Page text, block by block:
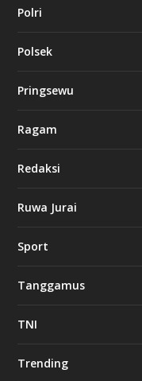
Polri
Polsek
Pringsewu
Ragam
Redaksi
Ruwa Jurai
Sport
Tanggamus
TNI
Trending